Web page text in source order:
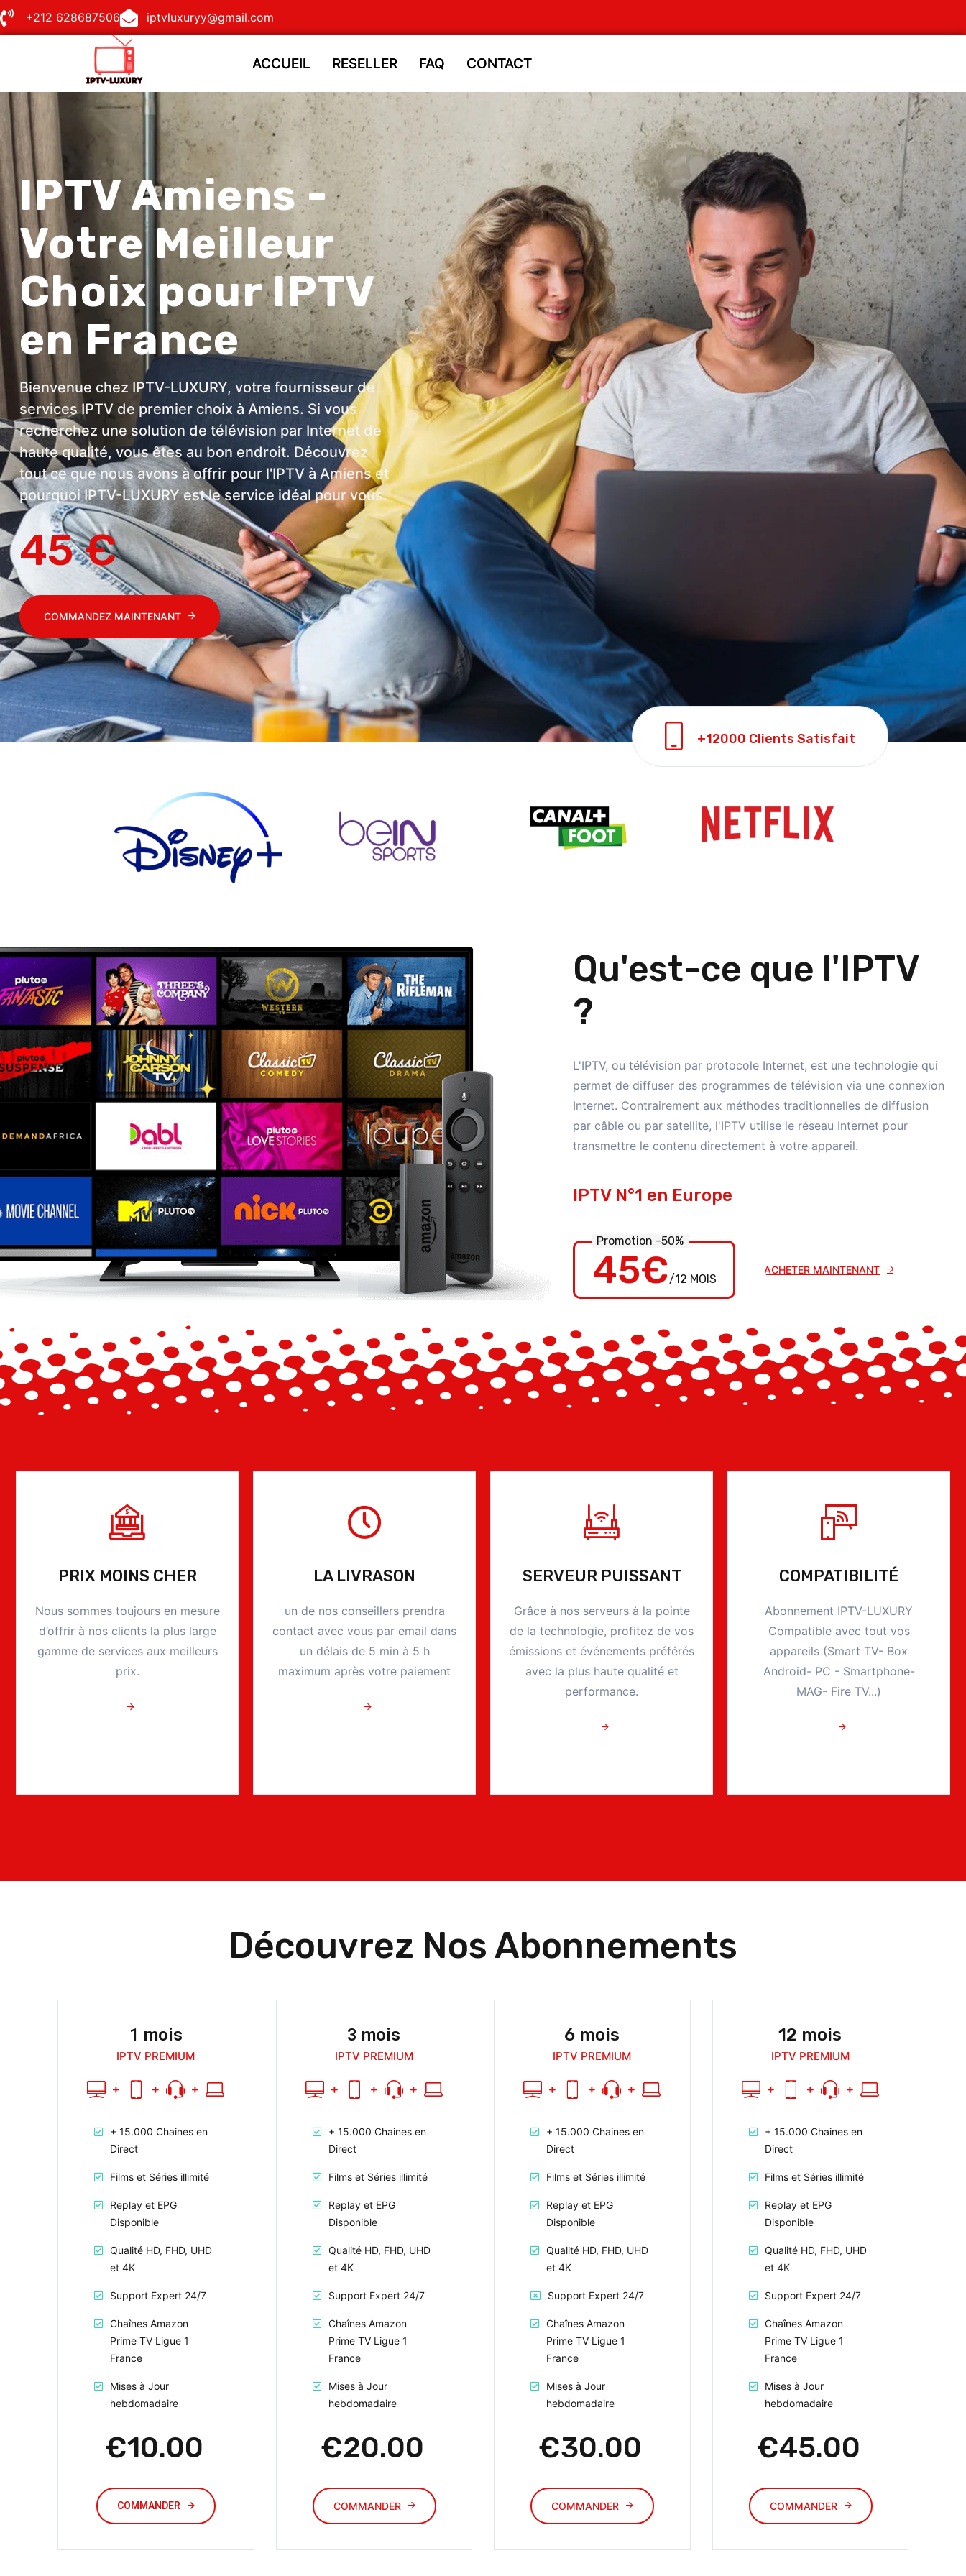
+212 628687506 iptvluxuryy@gmail.com
ACCUEIL RESELLER FAQ CONTACT
ACCUEIL RESELLER FAQ CONTACT
IPTV Amiens -
Votre Meilleur
Choix pour IPTV
en France
Bienvenue chez IPTV-LUXURY, votre fournisseur de
services IPTV de premier choix à Amiens. Si vous
recherchez une solution de télévision par Internet de
haute qualité, vous êtes au bon endroit. Découvrez
tout ce que nous avons à offrir pour l'IPTV à Amiens et
pourquoi IPTV-LUXURY est le service idéal pour vous.
45 €
COMMANDEZ MAINTENANT
+12000 Clients Satisfait
Qu'est-ce que l'IPTV
?
L'IPTV, ou télévision par protocole Internet, est une technologie qui
permet de diffuser des programmes de télévision via une connexion
Internet. Contrairement aux méthodes traditionnelles de diffusion
par câble ou par satellite, l'IPTV utilise le réseau Internet pour
transmettre le contenu directement à votre appareil.
IPTV N°1 en Europe
Promotion -50%
45€/12 MOIS
ACHETER MAINTENANT
PRIX MOINS CHER
Nous sommes toujours en mesure
d’offrir à nos clients la plus large
gamme de services aux meilleurs
prix.
LA LIVRASON
un de nos conseillers prendra
contact avec vous par email dans
un délais de 5 min à 5 h
maximum après votre paiement
SERVEUR PUISSANT
Grâce à nos serveurs à la pointe
de la technologie, profitez de vos
émissions et événements préférés
avec la plus haute qualité et
performance.
COMPATIBILITÉ
Abonnement IPTV-LUXURY
Compatible avec tout vos
appareils (Smart TV- Box
Android- PC - Smartphone-
MAG- Fire TV...)
Découvrez Nos Abonnements
1 mois
IPTV PREMIUM
+ 15.000 Chaines en
Direct
Films et Séries illimité
Replay et EPG
Disponible
Qualité HD, FHD, UHD
et 4K
Support Expert 24/7
Chaînes Amazon
Prime TV Ligue 1
France
Mises à Jour
hebdomadaire
€10.00
COMMANDER
3 mois
IPTV PREMIUM
+ 15.000 Chaines en
Direct
Films et Séries illimité
Replay et EPG
Disponible
Qualité HD, FHD, UHD
et 4K
Support Expert 24/7
Chaînes Amazon
Prime TV Ligue 1
France
Mises à Jour
hebdomadaire
€20.00
COMMANDER
6 mois
IPTV PREMIUM
+ 15.000 Chaines en
Direct
Films et Séries illimité
Replay et EPG
Disponible
Qualité HD, FHD, UHD
et 4K
Support Expert 24/7
Chaînes Amazon
Prime TV Ligue 1
France
Mises à Jour
hebdomadaire
€30.00
COMMANDER
12 mois
IPTV PREMIUM
+ 15.000 Chaines en
Direct
Films et Séries illimité
Replay et EPG
Disponible
Qualité HD, FHD, UHD
et 4K
Support Expert 24/7
Chaînes Amazon
Prime TV Ligue 1
France
Mises à Jour
hebdomadaire
€45.00
COMMANDER